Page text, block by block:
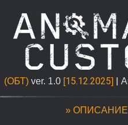
(ОБТ) ver. 1.0 [15.12.2025]
» ОПИСАНИЕ